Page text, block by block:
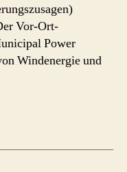
Vor-Ort-
Power
Windenergie und